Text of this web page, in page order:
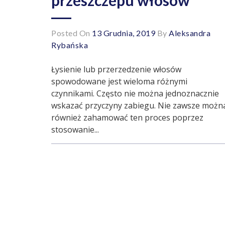
Posted On 13 Grudnia, 2019By Aleksandra
Rybańska
Łysienie lub przerzedzenie włosów
spowodowane jest wieloma różnymi
czynnikami. Często nie można jednoznacznie
wskazać przyczyny zabiegu. Nie zawsze
również zahamować ten proces poprzez
stosowanie...